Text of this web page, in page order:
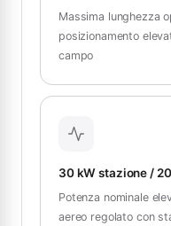
Massima lunghezza
posizionamento
campo
30 kW stazione /
Potenza nominale
aereo regolato con